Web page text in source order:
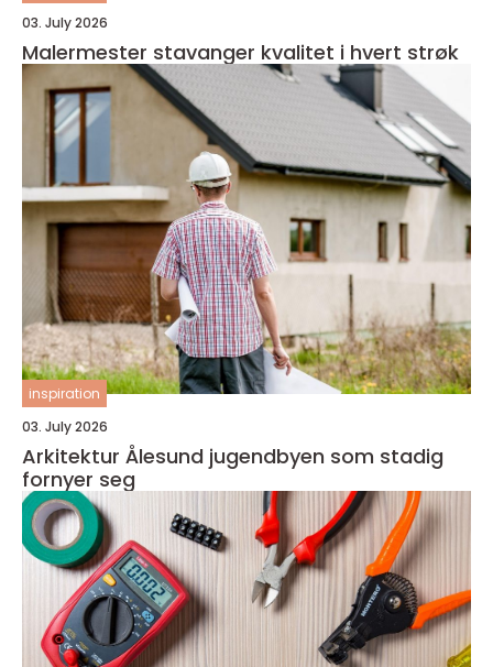
03. July 2026
Malermester stavanger kvalitet i hvert strøk
inspiration
03. July 2026
Arkitektur Ålesund jugendbyen som stadig
fornyer seg